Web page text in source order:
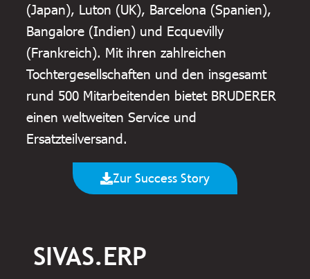
(Japan), Luton (UK), Barcelona (Spanien),
Bangalore (Indien) und Ecquevilly
(Frankreich). Mit ihren zahlreichen
Tochtergesellschaften und den insgesamt
rund 500 Mitarbeitenden bietet BRUDERER
einen weltweiten Service und
Ersatzteilversand.
Zur Success Story
SIVAS.ERP